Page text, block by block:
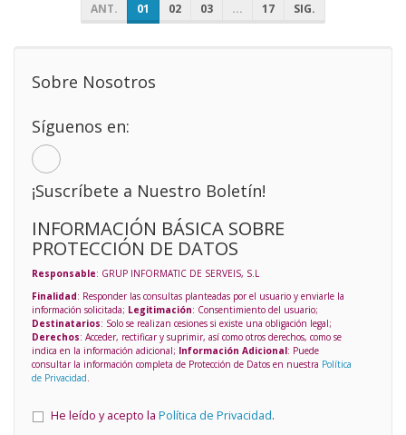
ANT. 01 02 03 ... 17 SIG.
Sobre Nosotros
Síguenos en:
¡Suscríbete a Nuestro Boletín!
INFORMACIÓN BÁSICA SOBRE
PROTECCIÓN DE DATOS
Responsable: GRUP INFORMATIC DE SERVEIS, S.L
Finalidad: Responder las consultas planteadas por el usuario y enviarle la
información solicitada; Legitimación: Consentimiento del usuario;
Destinatarios: Solo se realizan cesiones si existe una obligación legal;
Derechos: Acceder, rectificar y suprimir, así como otros derechos, como se
indica en la información adicional; Información Adicional: Puede
consultar la información completa de Protección de Datos en nuestra Política
de Privacidad.
He leído y acepto la Política de Privacidad.